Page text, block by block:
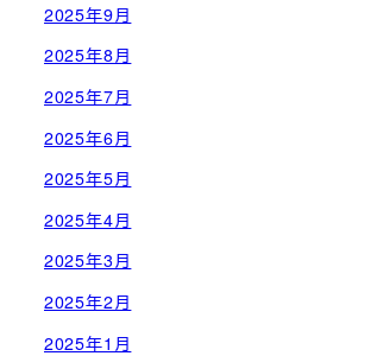
2025年9月
2025年8月
2025年7月
2025年6月
2025年5月
2025年4月
2025年3月
2025年2月
2025年1月